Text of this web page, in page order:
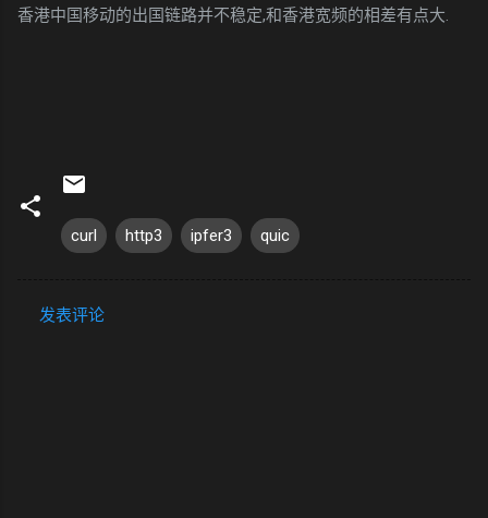
香港中国移动的出国链路并不稳定,和香港宽频的相差有点大.
curl http3 ipfer3 quic
发表评论